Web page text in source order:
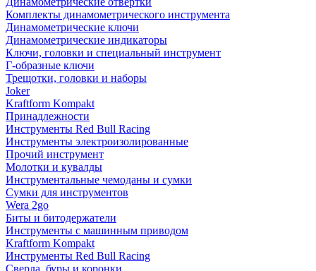
Комплекты динамометрического инструмента
Динамометрические ключи
Динамометрические индикаторы
Ключи, головки и специальный инструмент
Г-образные ключи
Трещотки, головки и наборы
Joker
Kraftform Kompakt
Принадлежности
Инструменты Red Bull Racing
Инструменты электроизолированные
Прочий инструмент
Молотки и кувалды
Инструментальные чемоданы и сумки
Сумки для инструментов
Wera 2go
Биты и битодержатели
Инструменты с машинным приводом
Kraftform Kompakt
Инструменты Red Bull Racing
Сверла, буры и коронки